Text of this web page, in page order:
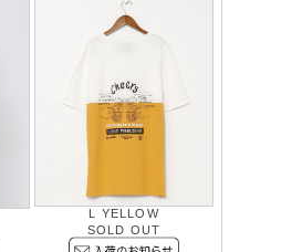
L YELLOW
SOLD OUT